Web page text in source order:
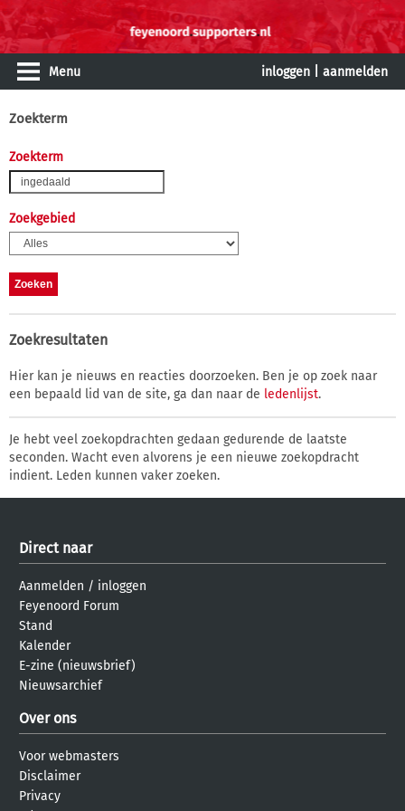
Menu inloggen aanmelden
Zoekterm
Zoekterm
Zoekgebied
Zoekresultaten
Hier kan je nieuws en reacties doorzoeken. Ben je op zoek naar
een bepaald lid van de site, ga dan naar de ledenlijst.
Je hebt veel zoekopdrachten gedaan gedurende de laatste
seconden. Wacht even alvorens je een nieuwe zoekopdracht
indient. Leden kunnen vaker zoeken.
Direct naar
Aanmelden / inloggen
Feyenoord Forum
Stand
Kalender
E-zine (nieuwsbrief)
Nieuwsarchief
Over ons
Voor webmasters
Disclaimer
Privacy